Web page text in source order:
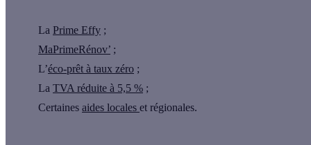
La Prime Effy ;
MaPrimeRénov’ ;
L’éco-prêt à taux zéro ;
La TVA réduite à 5,5 % ;
Certaines aides locales et régionales.